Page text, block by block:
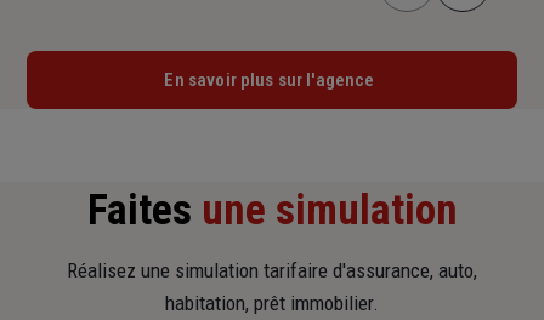
En savoir plus sur l'agence
Faites une simulation
Réalisez une simulation tarifaire d'assurance, auto,
habitation, prêt immobilier.